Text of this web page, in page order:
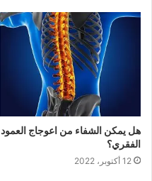
هل يمكن الشفاء من اعوجاج العمود
الفقري؟
12 أكتوبر، 2022